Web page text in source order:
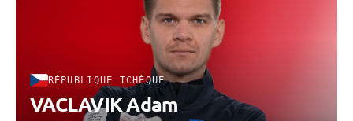
RÉPUBLIQUE TCHÈQUE
VACLAVIK Adam